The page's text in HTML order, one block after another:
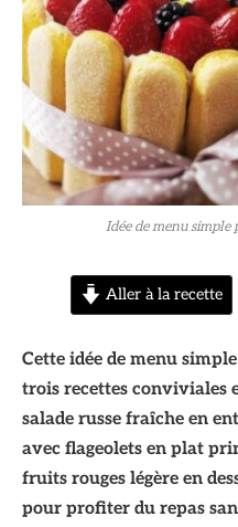
Idée de menu
Aller à la recette
Cette idée de menu
trois recettes conviviales
salade russe fraîche en
avec flageolets en plat
fruits rouges légère en
pour profiter du repas